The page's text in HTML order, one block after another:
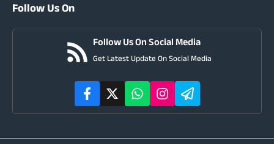
Follow Us On
Follow Us On Social Media
Get Latest Update On Social Media